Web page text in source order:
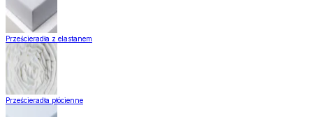
Prześcieradła z elastanem
Prześcieradła płócienne